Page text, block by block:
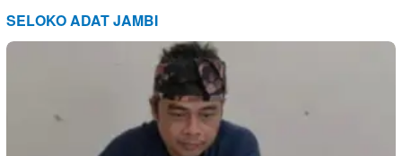
SELOKO ADAT JAMBI